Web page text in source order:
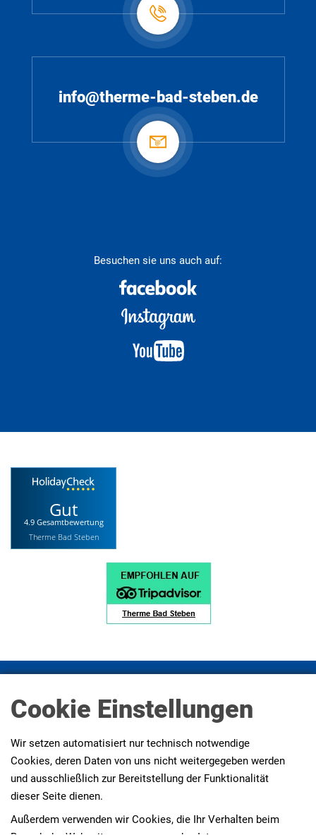
info@therme-bad-steben.de
Besuchen sie uns auch auf:
Gut
4.9 Gesamtbewertung
Therme Bad Steben
Presse
AGBs Erklärung zur Barrierefreiheit
Cookie Einstellungen
Wir setzen automatisiert nur technisch notwendige
Cookies, deren Daten von uns nicht weitergegeben werden
und ausschließlich zur Bereitstellung der Funktionalität
dieser Seite dienen.
Außerdem verwenden wir Cookies, die Ihr Verhalten beim